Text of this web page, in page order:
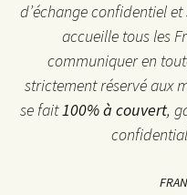
d’échange confidentiel
accueille tous les
communiquer en
strictement réservé aux
se fait100% à couvert,